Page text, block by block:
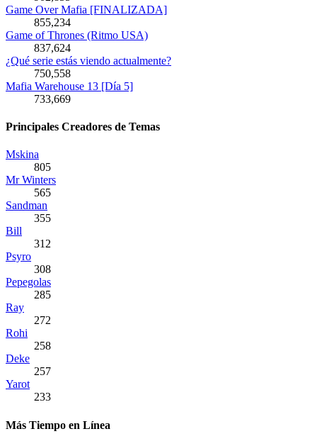
Game Over Mafia [FINALIZADA]
855,234
Game of Thrones (Ritmo USA)
837,624
¿Qué serie estás viendo actualmente?
750,558
Mafia Warehouse 13 [Día 5]
733,669
Principales Creadores de Temas
Mskina
805
Mr Winters
565
Sandman
355
Bill
312
Psyro
308
Pepegolas
285
Ray
272
Rohi
258
Deke
257
Yarot
233
Más Tiempo en Línea